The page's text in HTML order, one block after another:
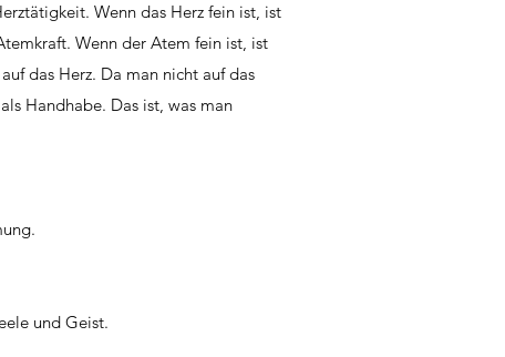
Wenn das Herz fein ist, ist
Wenn der Atem fein ist, ist
das Herz. Da man nicht auf das
Handhabe. Das ist, was man
und Geist.